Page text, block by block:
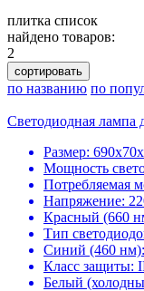
плитка список
найдено товаров:
2
сортировать
по названию по
Светодиодная лампа
Размер:
Мощность
Потребляемая
Напряжение:
Красный (660
Тип
Синий (460
Класс защиты:
Белый